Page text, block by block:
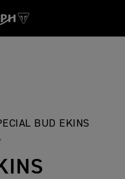
BUD EKINS